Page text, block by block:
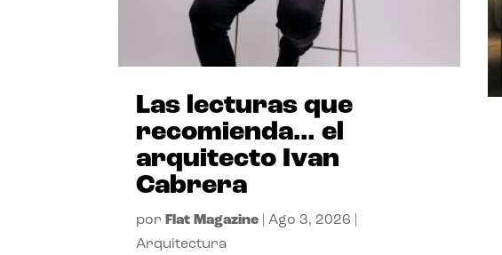
Las lecturas que
recomienda… el
arquitecto Ivan
Cabrera
por Flat Magazine |Ago 3, 2026
Arquitectura